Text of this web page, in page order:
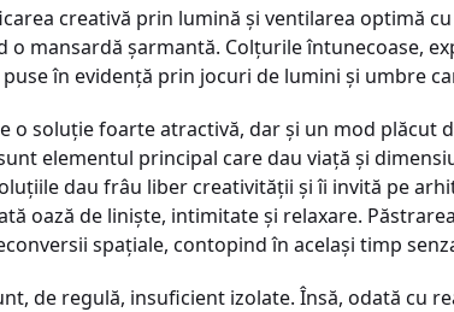
creativă prin lumină și ventilarea optimă
o mansardă șarmantă. Colțurile întunecoase,
în evidență prin jocuri de lumini și umbre
o soluție foarte atractivă, dar și un mod plăcut
elementul principal care dau viață și
dau frâu liber creativității și îi invită pe
oază de liniște, intimitate și relaxare.
spațiale, contopind în același timp
de regulă, insuficient izolate. Însă, odată cu